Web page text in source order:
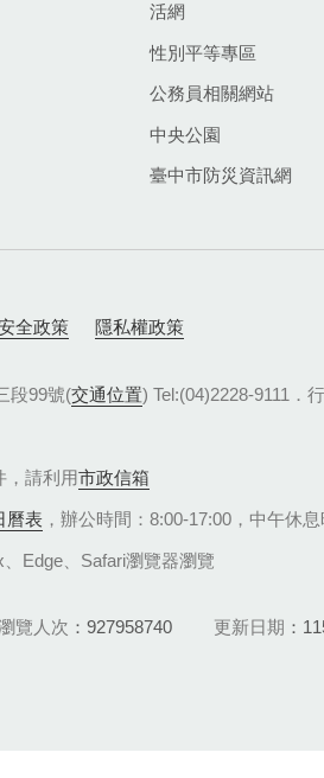
活網
性別平等專區
公務員相關網站
中央公園
臺中市防災資訊網
全政策 隱私權政策
段99號(交通位置) Tel:(04)2228-9111．
，請利用市政信箱
曆表 ，辦公時間：8:00-17:00，中午休
Edge、Safari瀏覽器瀏覽
覽人次 927958740 更新日期